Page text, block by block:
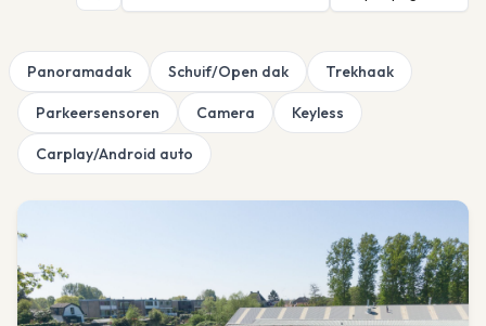
Panoramadak Schuif/Open dak Trekhaak
Parkeersensoren Camera Keyless
Carplay/Android auto